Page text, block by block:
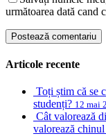
următoarea dată cand
Articole recente
Toți știm că se
studenți? 12 mai
Cât valorează
valorează